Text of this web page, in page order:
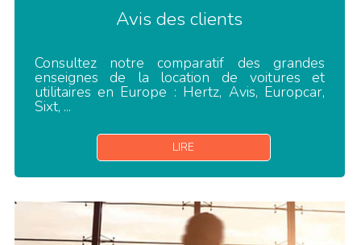
Avis des clients
Consultez notre comparatif des grandes
enseignes de la location de voitures et
utilitaires en Europe : Hertz, Avis, Europcar,
Sixt, ...
LIRE